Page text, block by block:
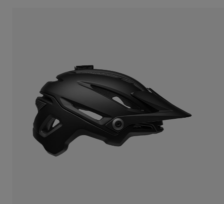
Adventure
Ersatzteile
Alle Artikel anzeigen
Urban
BMX
Ersatzteile
Alle Artikel anzeigen